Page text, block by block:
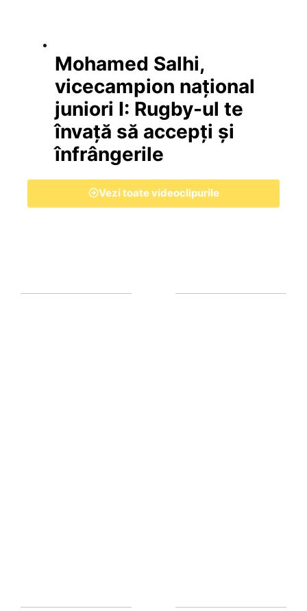
Mohamed Salhi,
vicecampion național
juniori I: Rugby-ul te
învață să accepți și
înfrângerile
Vezi toate videoclipurile